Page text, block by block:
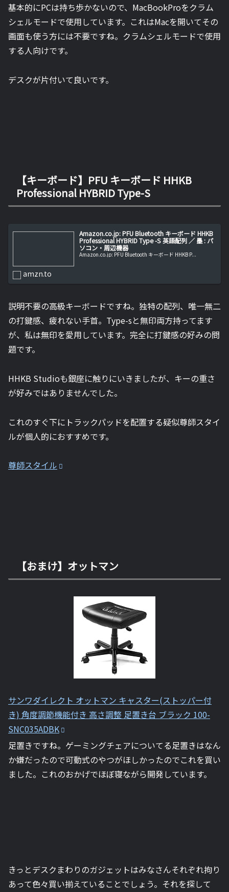
基本的にPCは持ち歩かないので、MacBookProをクラム
シェルモードで使用しています。これはMacを開いてその
画面も使う方には不要ですね。クラムシェルモードで使用
する人向けです。
デスクが片付いて良いです。
【キーボード】PFU キーボード HHKB
Professional HYBRID Type-S
Amazon.co.jp: PFU Bluetooth キーボード HHKB
Professional HYBRID Type -S 英語配列 ／ 墨 : パ
ソコン・周辺機器
Amazon.co.jp: PFU Bluetooth キーボード HHKB P...
amzn.to
説明不要の高級キーボードですね。独特の配列、唯一無二
の打鍵感、疲れない手首。Type-sと無印両方持ってます
が、私は無印を愛用しています。完全に打鍵感の好みの問
題です。
HHKB Studioも銀座に触りにいきましたが、キーの重さ
が好みではありませんでした。
これのすぐ下にトラックパッドを配置する疑似尊師スタイ
ルが個人的におすすめです。
尊師スタイル
【おまけ】オットマン
サンワダイレクト オットマン キャスター(ストッパー付
き) 角度調節機能付き 高さ調整 足置き台 ブラック 100-
SNC035ADBK
足置きですね。ゲーミングチェアについてる足置きはなん
か嫌だったので可動式のやつがほしかったのでこれを買い
ました。これのおかげでほぼ寝ながら開発しています。
きっとデスクまわりのガジェットはみなさんそれぞれ拘り
あって色々買い揃えていることでしょう。それを探して